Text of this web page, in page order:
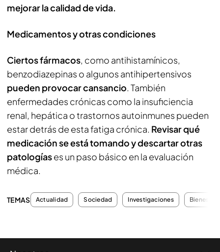
mejorar la calidad de vida.
Medicamentos y otras condiciones
Ciertos fármacos, como antihistamínicos,
benzodiazepinas o algunos antihipertensivos
pueden provocar cansancio. También
enfermedades crónicas como la insuficiencia
renal, hepática o trastornos autoinmunes pueden
estar detrás de esta fatiga crónica. Revisar qué
medicación se está tomando y descartar otras
patologíases un paso básico en la evaluación
médica.
TEMAS Actualidad Sociedad Investigaciones Bienestar